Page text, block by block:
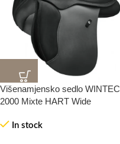
Višenamjensko sedlo WINTEC
2000 Mixte HART Wide
In stock